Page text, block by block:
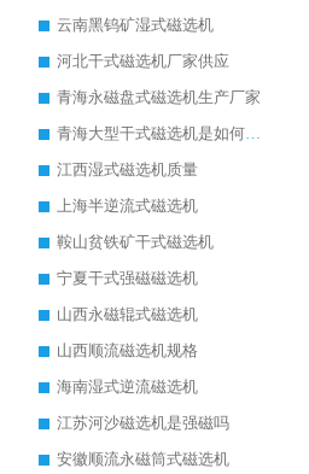
云南黑钨矿湿式磁选机
河北干式磁选机厂家供应
青海永磁盘式磁选机生产厂家
青海大型干式磁选机是如何选矿的
江西湿式磁选机质量
上海半逆流式磁选机
鞍山贫铁矿干式磁选机
宁夏干式强磁磁选机
山西永磁辊式磁选机
山西顺流磁选机规格
海南湿式逆流磁选机
江苏河沙磁选机是强磁吗
安徽顺流永磁筒式磁选机